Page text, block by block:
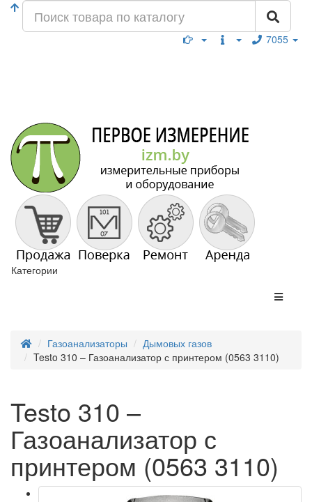
7055
Категории
Газоанализаторы
Дымовых газов
Testo 310 – Газоанализатор с принтером (0563 3110)
Testo 310 –
Газоанализатор с
принтером (0563 3110)